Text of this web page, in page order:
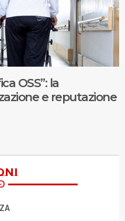
OSS”: la
e reputazione